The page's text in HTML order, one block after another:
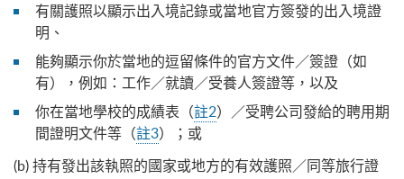
有關護照以顯示出入境記錄或當地官方簽發的出入境證
明、
能夠顯示你於當地的逗留條件的官方文件／簽證（如
有），例如：工作／就讀／受養人簽證等，以及
你在當地學校的成績表（註2）／受聘公司發給的聘用期
間證明文件等（註3）；或
(b) 持有發出該執照的國家或地方的有效護照／同等旅行證